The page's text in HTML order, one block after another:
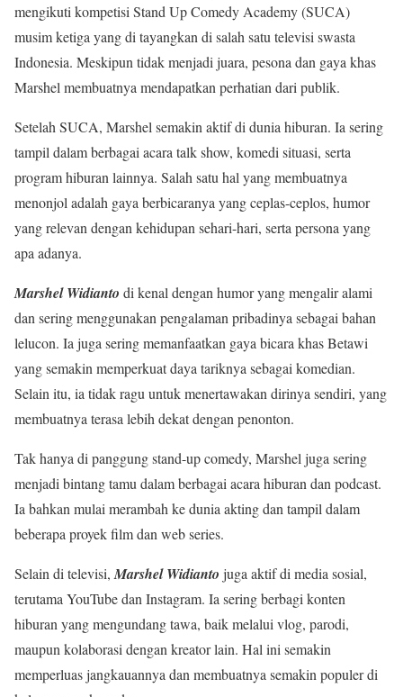
mengikuti kompetisi Stand Up Comedy Academy (SUCA)
musim ketiga yang di tayangkan di salah satu televisi swasta
Indonesia. Meskipun tidak menjadi juara, pesona dan gaya khas
Marshel membuatnya mendapatkan perhatian dari publik.
Setelah SUCA, Marshel semakin aktif di dunia hiburan. Ia sering
tampil dalam berbagai acara talk show, komedi situasi, serta
program hiburan lainnya. Salah satu hal yang membuatnya
menonjol adalah gaya berbicaranya yang ceplas-ceplos, humor
yang relevan dengan kehidupan sehari-hari, serta persona yang
apa adanya.
Marshel Widianto di kenal dengan humor yang mengalir alami
dan sering menggunakan pengalaman pribadinya sebagai bahan
lelucon. Ia juga sering memanfaatkan gaya bicara khas Betawi
yang semakin memperkuat daya tariknya sebagai komedian.
Selain itu, ia tidak ragu untuk menertawakan dirinya sendiri, yang
membuatnya terasa lebih dekat dengan penonton.
Tak hanya di panggung stand-up comedy, Marshel juga sering
menjadi bintang tamu dalam berbagai acara hiburan dan podcast.
Ia bahkan mulai merambah ke dunia akting dan tampil dalam
beberapa proyek film dan web series.
Selain di televisi, Marshel Widianto juga aktif di media sosial,
terutama YouTube dan Instagram. Ia sering berbagi konten
hiburan yang mengundang tawa, baik melalui vlog, parodi,
maupun kolaborasi dengan kreator lain. Hal ini semakin
memperluas jangkauannya dan membuatnya semakin populer di